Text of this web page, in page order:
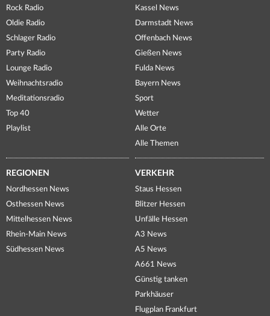
Rock Radio
Oldie Radio
Schlager Radio
Party Radio
Lounge Radio
Weihnachtsradio
Meditationsradio
Top 40
Playlist
Kassel News
Darmstadt News
Offenbach News
Gießen News
Fulda News
Bayern News
Sport
Wetter
Alle Orte
Alle Themen
REGIONEN
Nordhessen News
Osthessen News
Mittelhessen News
Rhein-Main News
Südhessen News
VERKEHR
Staus Hessen
Blitzer Hessen
Unfälle Hessen
A3 News
A5 News
A661 News
Günstig tanken
Parkhäuser
Flugplan Frankfurt